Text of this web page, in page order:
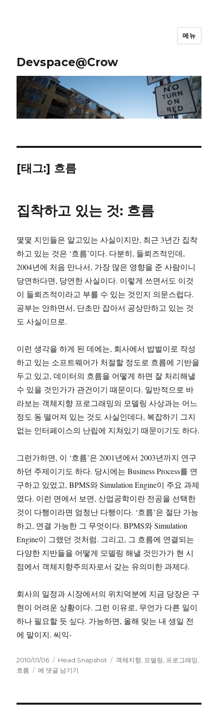
Devspace@Crow
메뉴
[태그:] 흐름
집착하고 있는 것: 흐름
몇몇 지인들은 알고있는 사실이지만, 최근 3년간 집착
하고 있는 것은 ‘흐름’이다. 다분히, 들뢰즈적인데,
2004년에 처음 만나서, 가장 많은 영향을 준 사람이니
당연하다면, 당연한 사실이다. 이렇게 쓰면서도 이것
이 들뢰즈적이라고 부를 수 있는 것인지 의문스럽다.
공부는 안하면서, 단초만 잡아서 공상만하고 있는 것
도 사실이므로.
이런 생각을 하게 된 데에는, 회사에서 밥벌이로 작성
하고 있는 소프트웨어가 처절할 정도로 흐름에 기반을
두고 있고, 데이터의 흐름을 어떻게 하면 잘 처리해낼
수 있을 것인가가 관건이기 때문이다. 일반적으로 바
라보는 객체지향 프로그래밍의 모델링 사상과는 어느
정도 동 떨어져 있는 것도 사실인데다, 복잡하기 그지
없는 인터페이스의 난립에 지쳐있기 때문이기도 하다.
그런가하면, 이 ‘흐름’은 2001년에서 2003년까지 연구
하던 주제이기도 하다. 당시에는 Business Process를 연
구하고 있었고, BPMS와 Simulation Engine이 주요 과제
였다. 이런 면에서 보면, 산업공학이란 전공을 선택한
것이 다행이라면 엄청난 다행이다. ‘흐름’은 절단 가능
하고, 연결 가능한 그 무엇이다. BPMS와 Simulation
Engine이 그랬던 것처럼. 그리고, 그 흐름에 연결되는
다양한 지반들을 어떻게 모델링 해낼 것인가가 현 시
점에서 객체지향주의자로서 갖는 유의미한 과제다.
회사의 일정과 시장에서의 위치덕분에 지금 당장은 구
현이 어려운 상황이다. 그런 이유로, 무언가 다른 일이
하나 필요할 듯 싶다. 가능하면, 올해 맞는 내 생일 전
에 말이지. 씨익-
작
성
2010/01/06
카
테
Head Snapshot
태
객체지향, 모델링, 프로그래밍,
흐름
집
에 댓글 남기기